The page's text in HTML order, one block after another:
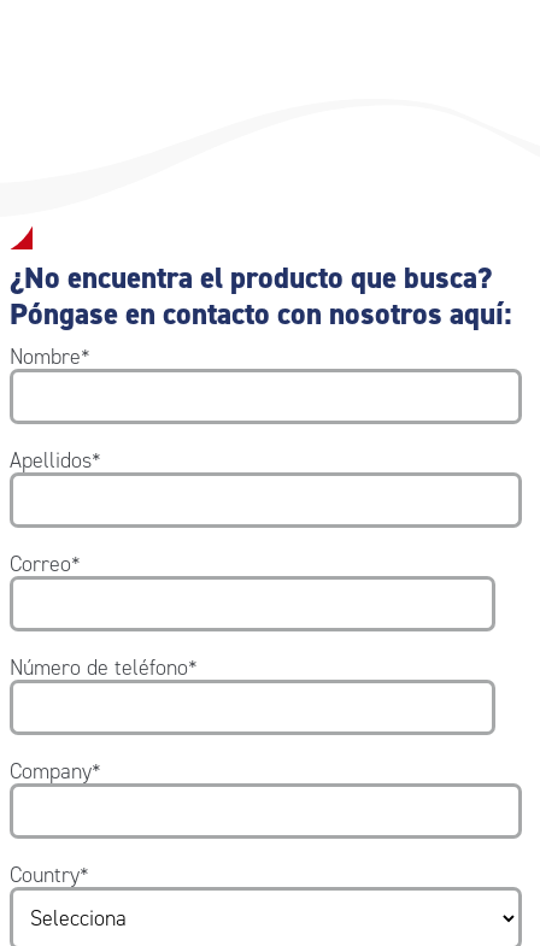
¿No encuentra el producto que busca?
Póngase en contacto con nosotros aquí:
Nombre*
Apellidos*
Correo*
Número de teléfono*
Company*
Country*